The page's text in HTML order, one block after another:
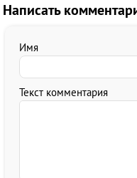
Написать
Имя
Текст комментария